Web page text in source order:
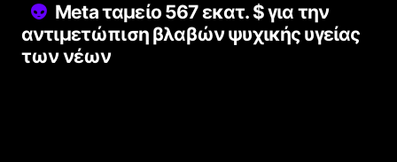
Meta ταμείο 567 εκατ. $ για την
αντιμετώπιση βλαβών ψυχικής υγείας
των νέων